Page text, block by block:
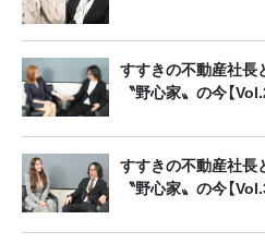
すすきの不動産社長
〝野心家〟の今【
すすきの不動産社長
〝野心家〟の今【